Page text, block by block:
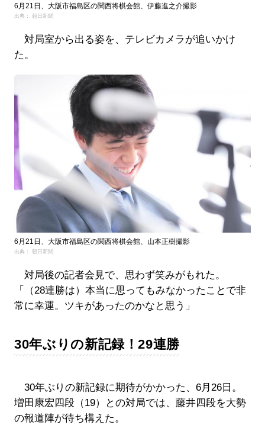
6月21日、大阪市福島区の関西将棋会館、伊藤進之介撮影
出典： 朝日新聞
対局室から出る姿を、テレビカメラが追いかけ
た。
6月21日、大阪市福島区の関西将棋会館、山本正樹撮影
出典： 朝日新聞
対局後の記者会見で、思わず笑みがもれた。
「（28連勝は）本当に思ってもみなかったことで非
常に幸運。ツキがあったのかなと思う」
30年ぶりの新記録！29連勝
30年ぶりの新記録に期待がかかった、6月26日。
増田康宏四段（19）との対局では、藤井四段を大勢
の報道陣が待ち構えた。